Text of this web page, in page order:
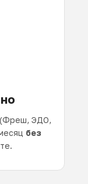
(Фреш, ЭДО,
без